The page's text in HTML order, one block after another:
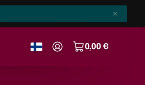
0,00 €